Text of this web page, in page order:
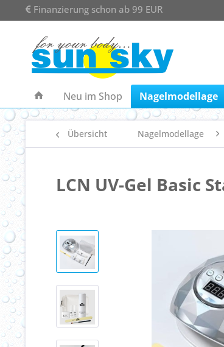
Finanzierung schon ab 99 EUR
Neu im Shop Nagelmodellage
Übersicht Nagelmodellage
LCN UV-Gel Basic